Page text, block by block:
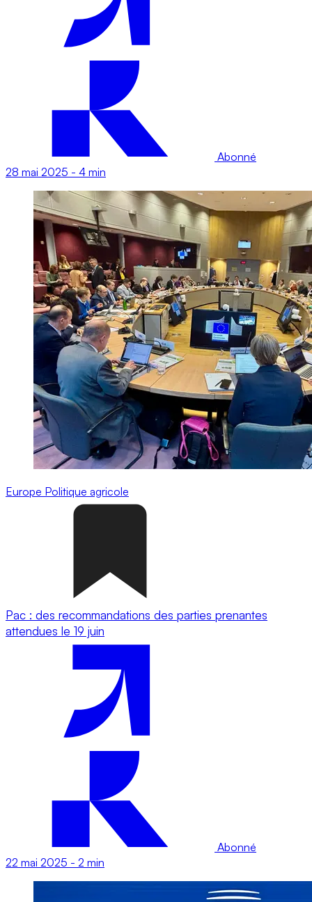
Abonné
28 mai 2025 - 4 min
Europe Politique agricole
Pac : des recommandations des parties prenantes
attendues le 19 juin
Abonné
22 mai 2025 - 2 min